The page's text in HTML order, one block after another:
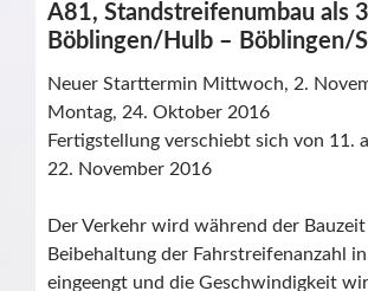
A81, Standstreifenumbau als
Böblingen/Hulb – Böblingen/
Neuer Starttermin Mittwoch, 2.
Montag, 24. Oktober 2016
Fertigstellung verschiebt sich von 11.
22. November 2016
Der Verkehr wird während der
Beibehaltung der Fahrstreifenanzahl
eingeengt und die Geschwindigkeit